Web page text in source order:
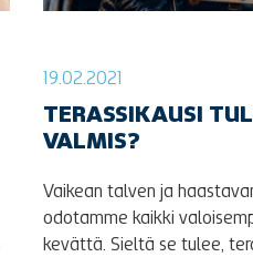
19.02.2021
TERASSIKAUSI
VALMIS?
Vaikean talven ja
odotamme kaikki
kevättä. Sieltä se tulee,